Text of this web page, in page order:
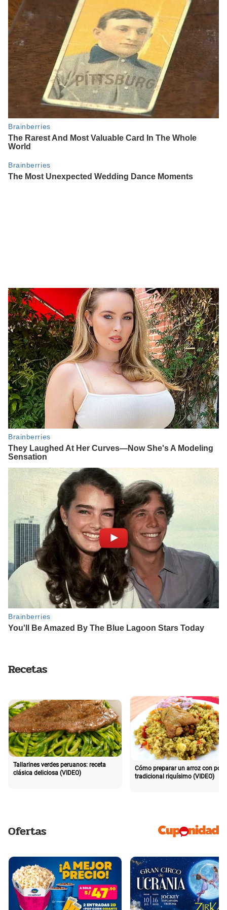
Recetas
Tallarines verdes peruanos: receta
clásica deliciosa (VIDEO)
Cómo preparar un arroz con pollo
tradicional riquísimo (VIDEO)
Ofertas